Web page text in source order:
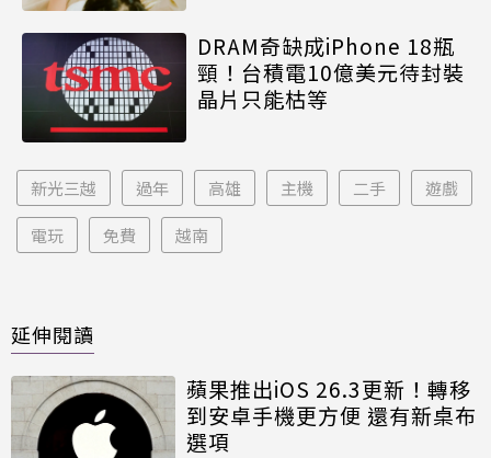
DRAM奇缺成iPhone 18瓶
頸！台積電10億美元待封裝
晶片只能枯等
新光三越 過年 高雄 主機 二手 遊戲
電玩 免費 越南
延伸閱讀
蘋果推出iOS 26.3更新！轉移
到安卓手機更方便 還有新桌布
選項